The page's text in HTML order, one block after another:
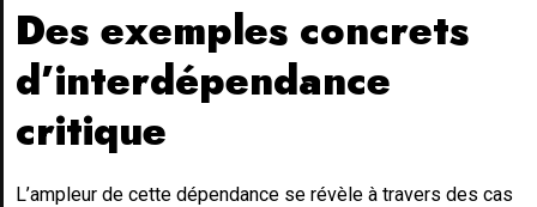
Des exemples concrets
d’interdépendance
critique
L’ampleur de cette dépendance se révèle à travers des cas